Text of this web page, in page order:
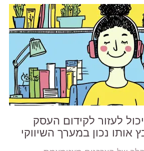
לעזור לקידום העסק
אותו נכון במערך השיווקי